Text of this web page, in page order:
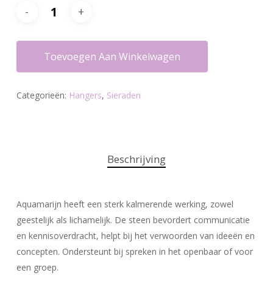
Toevoegen Aan Winkelwagen
Categorieën: Hangers, Sieraden
Beschrijving
Aquamarijn heeft een sterk kalmerende werking, zowel
geestelijk als lichamelijk. De steen bevordert communicatie
en kennisoverdracht, helpt bij het verwoorden van ideeën en
concepten. Ondersteunt bij spreken in het openbaar of voor
een groep.